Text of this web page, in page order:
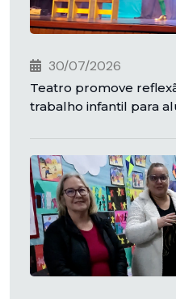
30/07/2026
Teatro promove
trabalho infantil para